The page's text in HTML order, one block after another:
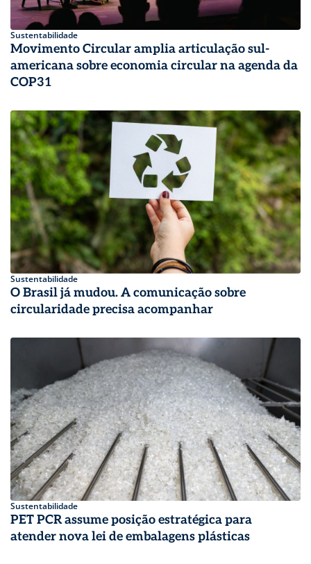
Sustentabilidade
Movimento Circular amplia articulação sul-
americana sobre economia circular na agenda da
COP31
Sustentabilidade
O Brasil já mudou. A comunicação sobre
circularidade precisa acompanhar
Sustentabilidade
PET PCR assume posição estratégica para
atender nova lei de embalagens plásticas